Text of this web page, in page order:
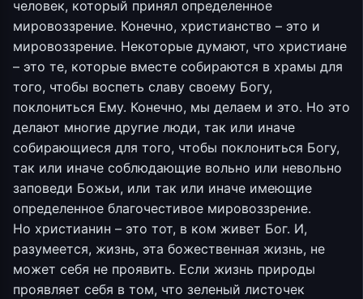
человек, который принял определенное
мировоззрение. Конечно, христианство – это и
мировоззрение. Некоторые думают, что христиане
– это те, которые вместе собираются в храмы для
того, чтобы воспеть славу своему Богу,
поклониться Ему. Конечно, мы делаем и это. Но это
делают многие другие люди, так или иначе
собирающиеся для того, чтобы поклониться Богу,
так или иначе соблюдающие вольно или невольно
заповеди Божьи, или так или иначе имеющие
определенное благочестивое мировоззрение.
Но христианин – это тот, в ком живет Бог. И,
разумеется, жизнь, эта божественная жизнь, не
может себя не проявить. Если жизнь природы
проявляет себя в том, что зеленый листочек